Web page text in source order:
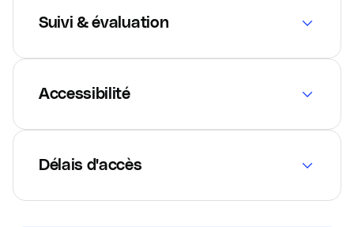
Suivi & évaluation
Accessibilité
Délais d'accès